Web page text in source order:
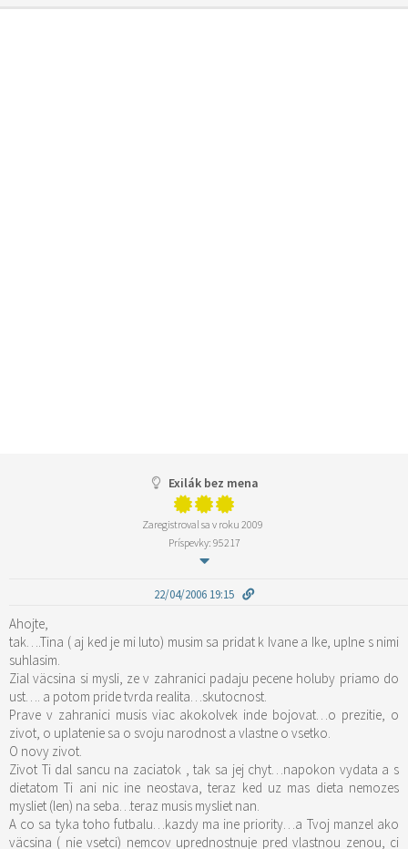
Exilák bez mena
Zaregistroval sa v roku 2009
Príspevky: 95217
22/04/2006 19:15
Ahojte,
tak….Tina ( aj ked je mi luto) musim sa pridat k Ivane a Ike, uplne s nimi
suhlasim.
Zial väcsina si mysli, ze v zahranici padaju pecene holuby priamo do
ust…. a potom pride tvrda realita…skutocnost.
Prave v zahranici musis viac akokolvek inde bojovat…o prezitie, o
zivot, o uplatenie sa o svoju narodnost a vlastne o vsetko.
O novy zivot.
Zivot Ti dal sancu na zaciatok , tak sa jej chyt…napokon vydata a s
dietatom Ti ani nic ine neostava, teraz ked uz mas dieta nemozes
mysliet (len) na seba…teraz musis mysliet nan.
A co sa tyka toho futbalu…kazdy ma ine priority…a Tvoj manzel ako
väcsina ( nie vsetci) nemcov uprednostnuje pred vlastnou zenou, ci